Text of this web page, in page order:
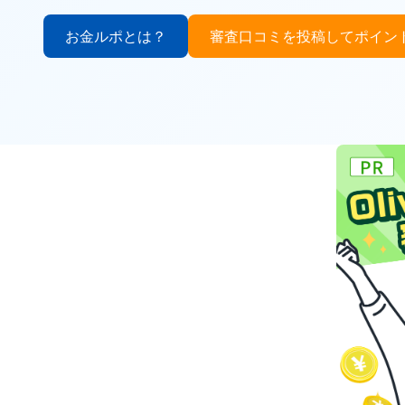
お金ルポとは？ 審査口コミを投稿してポイン